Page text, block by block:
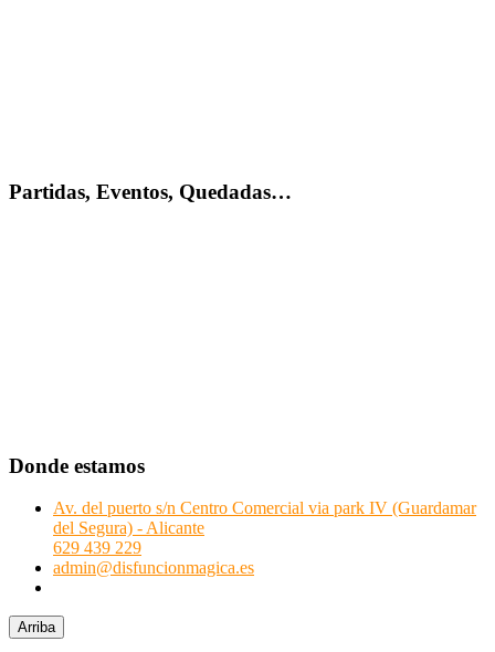
Partidas, Eventos, Quedadas…
Donde estamos
Av. del puerto s/n Centro Comercial via park IV (Guardamar
del Segura) - Alicante
629 439 229
admin@disfuncionmagica.es
Arriba